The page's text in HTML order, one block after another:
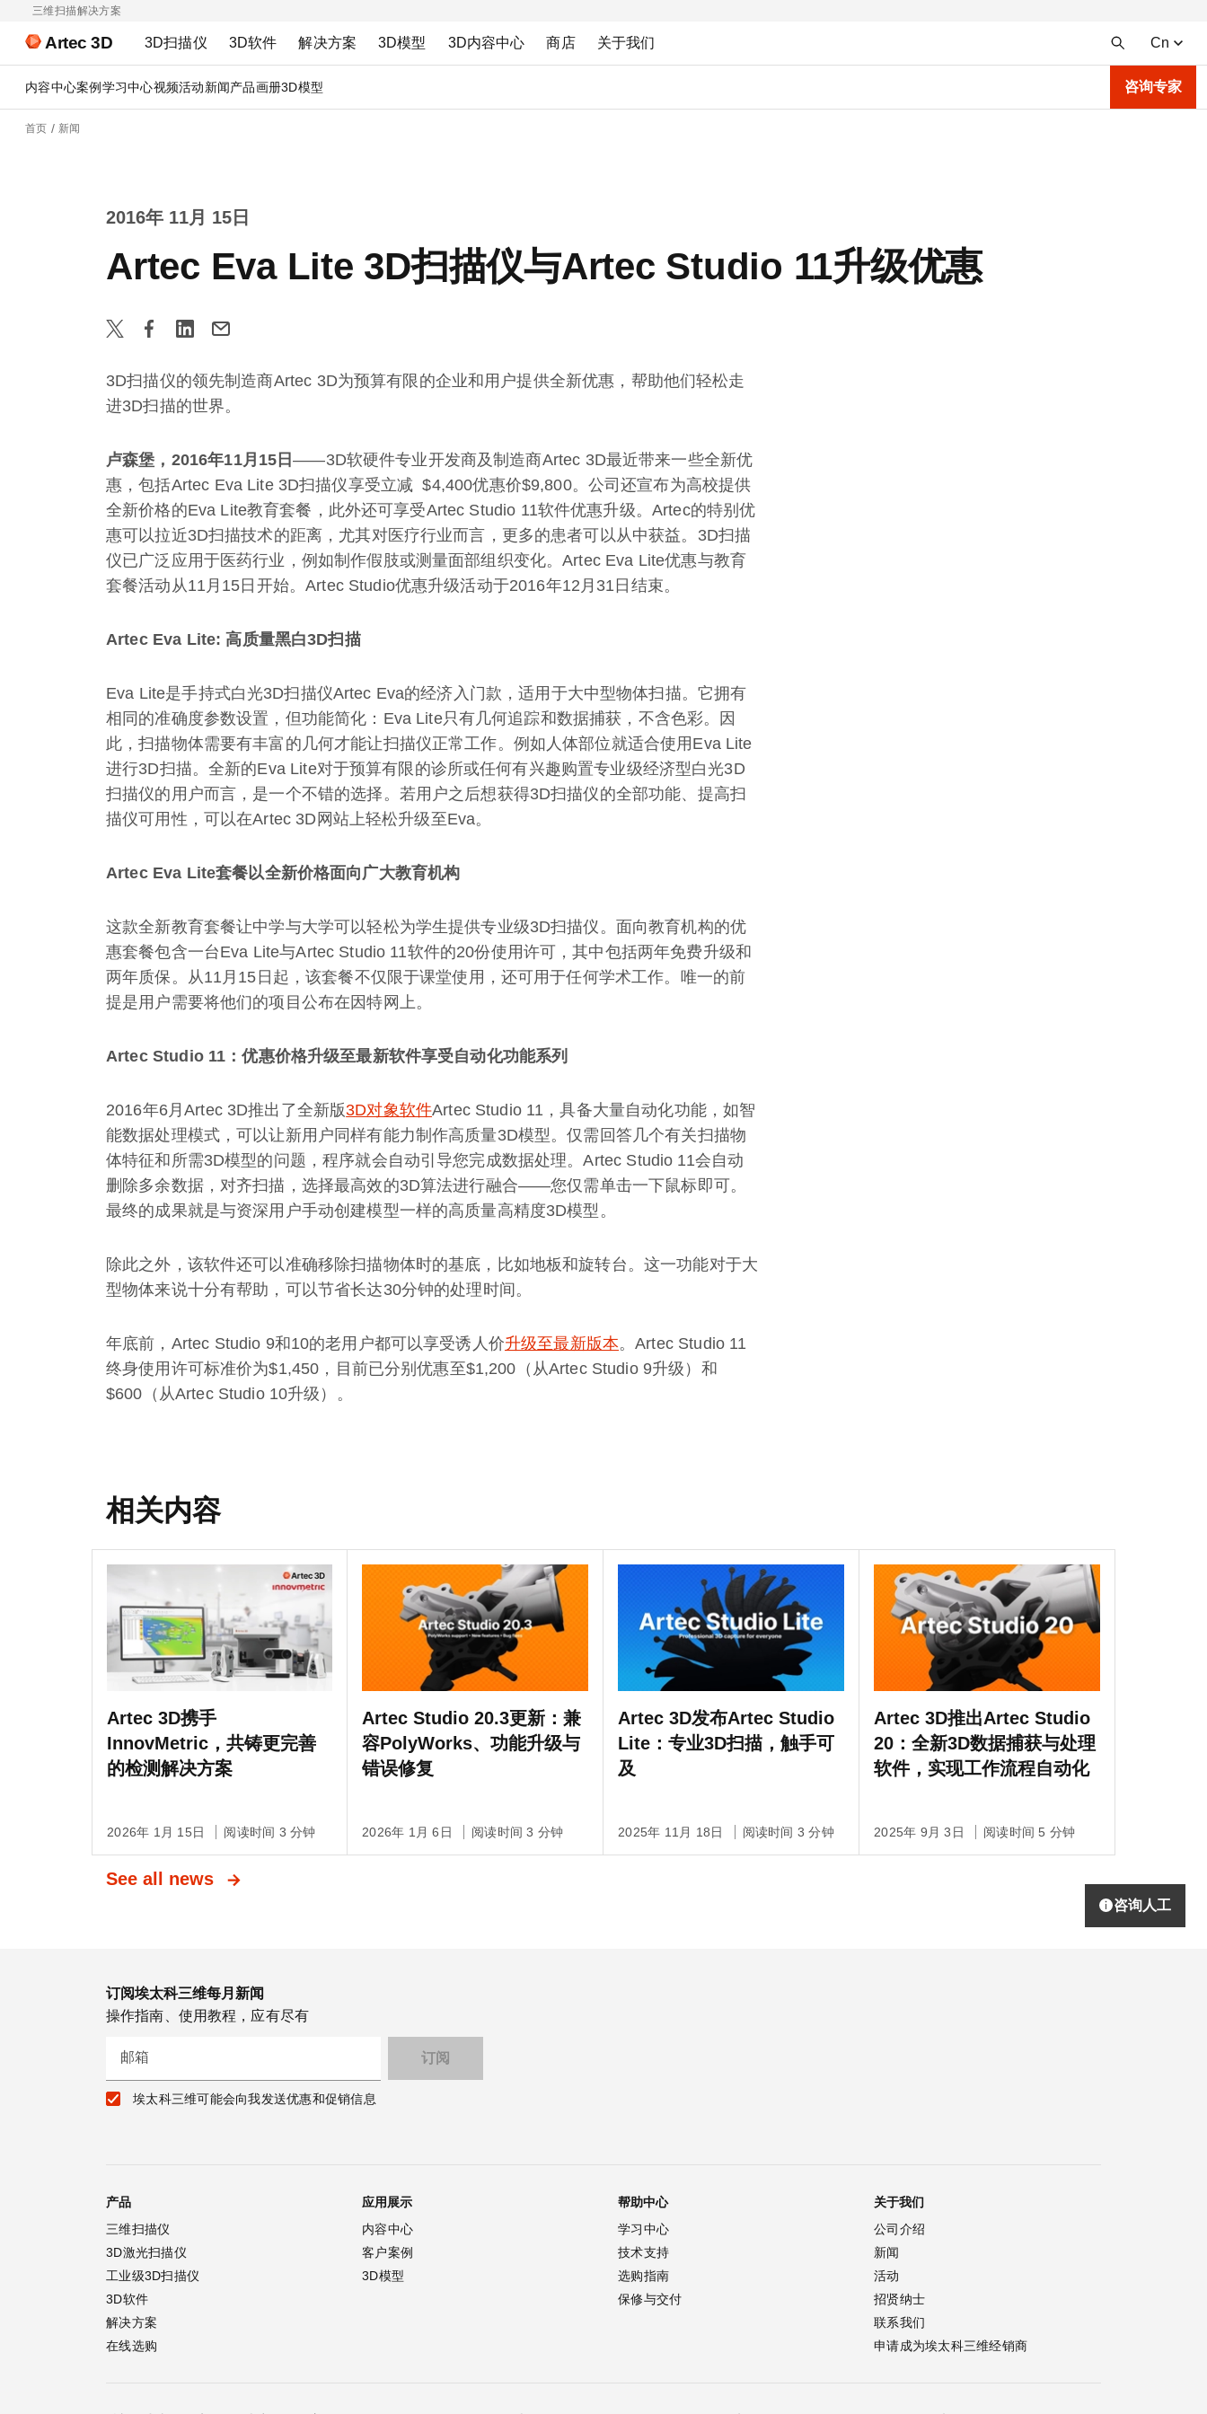
三维扫描解决方案
Artec 3D 3D扫描仪 3D软件 解决方案 3D模型 3D内容中心 商店 关于我们 Cn
内容中心案例 学习中心视频活动新闻产品画册3D模型 咨询专家
首页 新闻
2016年 11月 15日
Artec Eva Lite 3D扫描仪与Artec Studio 11升级优惠
3D扫描仪的领先制造商Artec 3D为预算有限的企业和用户提供全新优惠，帮助他们轻松走
进3D扫描的世界。
卢森堡，2016年11月15日——3D软硬件专业开发商及制造商Artec 3D最近带来一些全新优
惠，包括Artec Eva Lite 3D扫描仪享受立减 $4,400优惠价$9,800。公司还宣布为高校提供
全新价格的Eva Lite教育套餐，此外还可享受Artec Studio 11软件优惠升级。Artec的特别优
惠可以拉近3D扫描技术的距离，尤其对医疗行业而言，更多的患者可以从中获益。3D扫描
仪已广泛应用于医药行业，例如制作假肢或测量面部组织变化。Artec Eva Lite优惠与教育
套餐活动从11月15日开始。Artec Studio优惠升级活动于2016年12月31日结束。
Artec Eva Lite: 高质量黑白3D扫描
Eva Lite是手持式白光3D扫描仪Artec Eva的经济入门款，适用于大中型物体扫描。它拥有
相同的准确度参数设置，但功能简化：Eva Lite只有几何追踪和数据捕获，不含色彩。因
此，扫描物体需要有丰富的几何才能让扫描仪正常工作。例如人体部位就适合使用Eva Lite
进行3D扫描。全新的Eva Lite对于预算有限的诊所或任何有兴趣购置专业级经济型白光3D
扫描仪的用户而言，是一个不错的选择。若用户之后想获得3D扫描仪的全部功能、提高扫
描仪可用性，可以在Artec 3D网站上轻松升级至Eva。
Artec Eva Lite套餐以全新价格面向广大教育机构
这款全新教育套餐让中学与大学可以轻松为学生提供专业级3D扫描仪。面向教育机构的优
惠套餐包含一台Eva Lite与Artec Studio 11软件的20份使用许可，其中包括两年免费升级和
两年质保。从11月15日起，该套餐不仅限于课堂使用，还可用于任何学术工作。唯一的前
提是用户需要将他们的项目公布在因特网上。
Artec Studio 11：优惠价格升级至最新软件享受自动化功能系列
2016年6月Artec 3D推出了全新版3D对象软件Artec Studio 11，具备大量自动化功能，如智
能数据处理模式，可以让新用户同样有能力制作高质量3D模型。仅需回答几个有关扫描物
体特征和所需3D模型的问题，程序就会自动引导您完成数据处理。Artec Studio 11会自动
删除多余数据，对齐扫描，选择最高效的3D算法进行融合——您仅需单击一下鼠标即可。
最终的成果就是与资深用户手动创建模型一样的高质量高精度3D模型。
除此之外，该软件还可以准确移除扫描物体时的基底，比如地板和旋转台。这一功能对于大
型物体来说十分有帮助，可以节省长达30分钟的处理时间。
年底前，Artec Studio 9和10的老用户都可以享受诱人价升级至最新版本。Artec Studio 11
终身使用许可标准价为$1,450，目前已分别优惠至$1,200（从Artec Studio 9升级）和
$600（从Artec Studio 10升级）。
相关内容
Artec 3D携手
InnovMetric，共铸更完善
的检测解决方案
2026年 1月 15日 阅读时间 3 分钟
Artec Studio 20.3更新：兼
容PolyWorks、功能升级与
错误修复
2026年 1月 6日 阅读时间 3 分钟
Artec 3D发布Artec Studio
Lite：专业3D扫描，触手可
及
2025年 11月 18日 阅读时间 3 分钟
Artec 3D推出Artec Studio
20：全新3D数据捕获与处理
软件，实现工作流程自动化
2025年 9月 3日 阅读时间 5 分钟
See all news
咨询人工
订阅埃太科三维每月新闻
操作指南、使用教程，应有尽有
邮箱
埃太科三维可能会向我发送优惠和促销信息
产品
三维扫描仪
3D激光扫描仪
工业级3D扫描仪
3D软件
解决方案
在线选购
应用展示
内容中心
客户案例
3D模型
帮助中心
学习中心
技术支持
选购指南
保修与交付
关于我们
公司介绍
新闻
活动
招贤纳士
联系我们
申请成为埃太科三维经销商